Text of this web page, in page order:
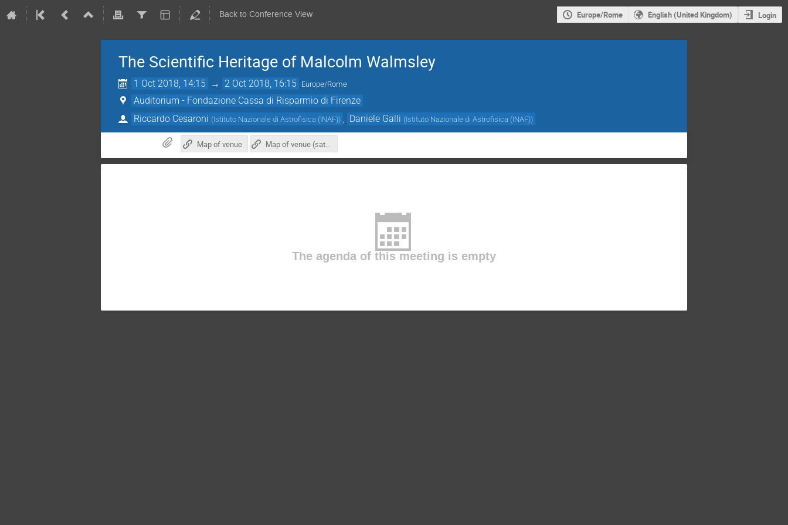
Back to Conference View Europe/Rome English (United Kingdom) Login
The Scientific Heritage of Malcolm Walmsley
1 Oct 2018, 14:15 → 2 Oct 2018, 16:15 Europe/Rome
Auditorium - Fondazione Cassa di Risparmio di Firenze
Riccardo Cesaroni (Istituto Nazionale di Astrofisica (INAF)) Daniele Galli (Istituto Nazionale di Astrofisica (INAF))
Map of venue Map of venue (satellite)
The agenda of this meeting is empty